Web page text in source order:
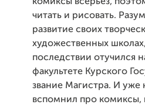
читать и рисовать.
развитие своих
художественных
последствии отучился
факультете Курского
звание Магистра. И уже
вспомнил про комиксы,